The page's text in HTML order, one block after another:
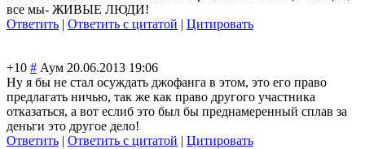
все мы- ЖИВЫЕ ЛЮДИ!
Ответить | Ответить с цитатой | Цитировать
+10 # Аум 20.06.2013 19:06
Ну я бы не стал осуждать джофанга в этом, это его право
предлагать ничью, так же как право другого участника
отказаться, а вот еслиб это был бы преднамеренный сплав за
деньги это другое дело!
Ответить | Ответить с цитатой | Цитировать